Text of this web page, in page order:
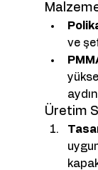
ve
Üretim